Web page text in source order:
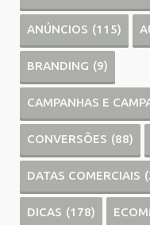
ANÚNCIOS (115)
BRANDING (9)
CAMPANHAS E
CONVERSÕES (88)
DATAS COMERCIAIS
DICAS (178)